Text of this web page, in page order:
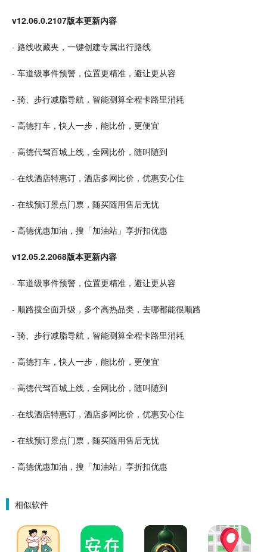
v12.06.0.2107版本更新内容
- 路线收藏夹，一键创建专属出行路线
- 车道级事件预警，位置更精准，避让更从容
- 骑、步行减脂导航，智能测算全程卡路里消耗
- 高德打车 ，快人一步，能比价，更便宜
- 高德代驾百城上线 ，全网比价，随叫随到
- 在线酒店特惠订，酒店多网比价，优惠安心住
- 在线预订景点门票，随买随用售后无忧
- 高德优惠加油，搜「加油站 」享折扣优惠
v12.05.2.2068版本更新内容
- 车道级事件预警，位置更精准，避让更从容
- 顺路搜全面升级，多个高热品类，去哪都能很顺路
- 骑、步行减脂导航，智能测算全程卡路里消耗
- 高德打车，快人一步，能比价，更便宜
- 高德代驾百城上线，全网比价，随叫随到
- 在线酒店特惠订，酒店多网比价，优惠安心住
- 在线预订景点门票，随买随用售后无忧
- 高德优惠加油，搜「加油站」享折扣优惠
相似软件